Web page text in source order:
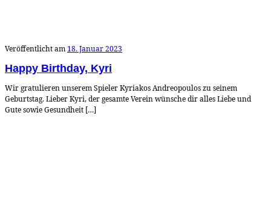
Veröffentlicht am 18. Januar 2023
Happy Birthday, Kyri
Wir gratulieren unserem Spieler Kyriakos Andreopoulos zu seinem
Geburtstag. Lieber Kyri, der gesamte Verein wünsche dir alles Liebe und
Gute sowie Gesundheit […]